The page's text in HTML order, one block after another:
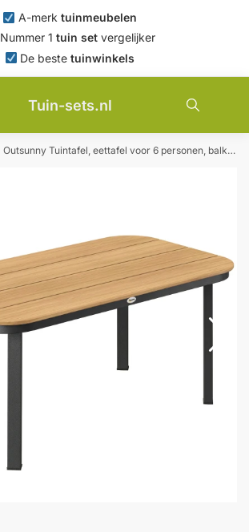
A-merk tuinmeubelen
Nummer 1 tuin set vergelijker
De bestetuinwinkels
Tuin-sets.nl
Outsunny Tuintafel, eettafel voor 6 personen, balkontafel met metalen frame, WPC-lamellen tafelblad, 155 x 88 x 72 cm, bruin